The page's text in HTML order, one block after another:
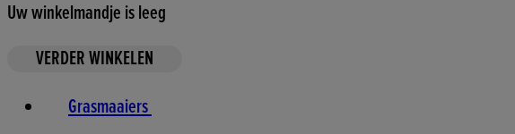
Uw winkelmandje is leeg
VERDER WINKELEN
Grasmaaiers